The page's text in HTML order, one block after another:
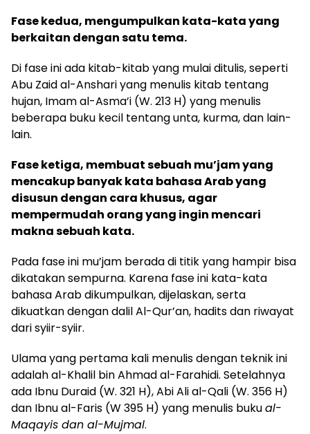
Fase kedua, mengumpulkan kata-kata yang
berkaitan dengan satu tema.
Di fase ini ada kitab-kitab yang mulai ditulis, seperti
Abu Zaid al-Anshari yang menulis kitab tentang
hujan, Imam al-Asma’i (W. 213 H) yang menulis
beberapa buku kecil tentang unta, kurma, dan lain-
lain.
Fase ketiga, membuat sebuah mu’jam yang
mencakup banyak kata bahasa Arab yang
disusun dengan cara khusus, agar
mempermudah orang yang ingin mencari
makna sebuah kata.
Pada fase ini mu’jam berada di titik yang hampir bisa
dikatakan sempurna. Karena fase ini kata-kata
bahasa Arab dikumpulkan, dijelaskan, serta
dikuatkan dengan dalil Al-Qur’an, hadits dan riwayat
dari syiir-syiir.
Ulama yang pertama kali menulis dengan teknik ini
adalah al-Khalil bin Ahmad al-Farahidi. Setelahnya
ada Ibnu Duraid (W. 321 H), Abi Ali al-Qali (W. 356 H)
dan Ibnu al-Faris (W 395 H) yang menulis bukual-
Maqayis dan al-Mujmal.